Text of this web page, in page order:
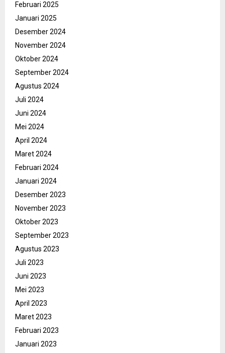
Februari 2025
Januari 2025
Desember 2024
November 2024
Oktober 2024
September 2024
Agustus 2024
Juli 2024
Juni 2024
Mei 2024
April 2024
Maret 2024
Februari 2024
Januari 2024
Desember 2023
November 2023
Oktober 2023
September 2023
Agustus 2023
Juli 2023
Juni 2023
Mei 2023
April 2023
Maret 2023
Februari 2023
Januari 2023